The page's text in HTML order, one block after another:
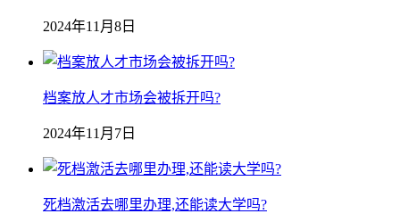
2024年11月8日
档案放人才市场会被拆开吗?
2024年11月7日
死档激活去哪里办理,还能读大学吗?